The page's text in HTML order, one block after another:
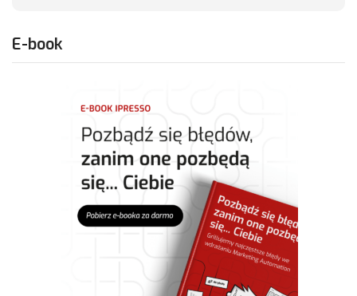
E-book